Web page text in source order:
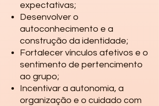
expectativas;
Desenvolver o
autoconhecimento e a
construção da identidade;
Fortalecer vínculos afetivos e o
sentimento de pertencimento
ao grupo;
Incentivar a autonomia, a
organização e o cuidado com